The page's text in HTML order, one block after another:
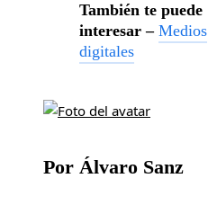
También te puede
interesar – Medios
digitales
Por Álvaro Sanz